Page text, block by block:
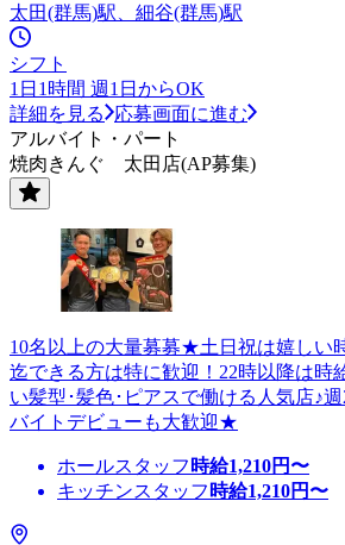
太田(群馬)駅、細谷(群馬)駅
シフト
1日1時間 週1日からOK
詳細を見る
応募画面に進む
アルバイト・パート
焼肉きんぐ 太田店(AP募集)
10名以上の大量募募★土日祝は嬉しい
迄できる方は特に歓迎！22時以降は時
い髪型･髪色･ピアスで働ける人気店♪
バイトデビューも大歓迎★
ホールスタッフ 時給1,210円〜
キッチンスタッフ 時給1,210円〜